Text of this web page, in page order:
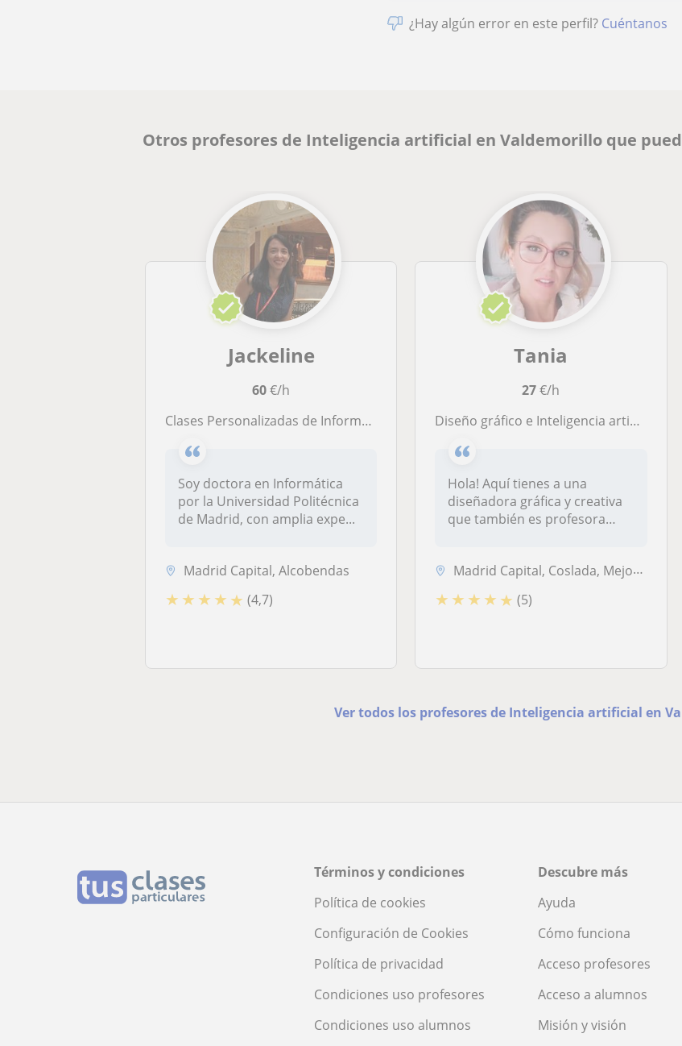
¿Hay algún error en este perfil? Cuéntanos
Otros profesores de Inteligencia artificial en Valdemorillo que
Jackeline
60€/h
Clases Personalizadas de Informática e Inteligencia Artificial – Todos los Niveles y Edades
Soy doctora en Informática
por la Universidad Politécnica
de Madrid, con amplia expe...
Madrid Capital, Alcobendas
★ ★ ★ ★ ★ (4,7)
Tania
27€/h
Diseño gráfico e Inteligencia artificial aplicada al diseño
Hola! Aquí tienes a una
diseñadora gráfica y creativa
que también es profesora
Madrid Capital, Coslada, Mejorada del Campo, Rivas-Vaciamadrid, Velill...
★ ★ ★ ★ ★ (5)
Ver todos los profesores de Inteligencia artificial en
Términos y condiciones
Política de cookies
Configuración de Cookies
Política de privacidad
Condiciones uso profesores
Condiciones uso alumnos
Descubre más
Ayuda
Cómo funciona
Acceso profesores
Acceso a alumnos
Misión y visión